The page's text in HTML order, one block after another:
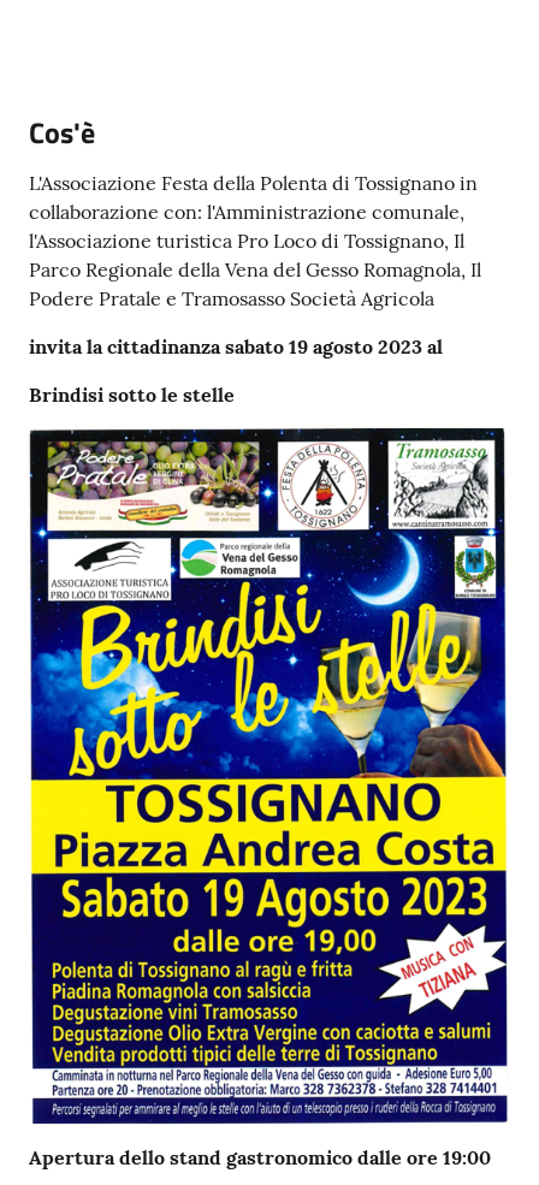
Prenotazioni
Tutti
gli
argomenti
Cos'è
L'Associazione Festa della Polenta di Tossignano in
collaborazione con: l'Amministrazione comunale,
l'Associazione turistica Pro Loco di Tossignano, Il
Parco Regionale della Vena del Gesso Romagnola, Il
Podere Pratale e Tramosasso Società Agricola
invita la cittadinanza sabato 19 agosto 2023 al
Brindisi sotto le stelle
Apertura dello stand gastronomico dalle ore 19:00